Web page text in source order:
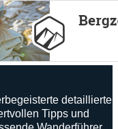
detaillierte
Tipps und